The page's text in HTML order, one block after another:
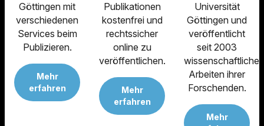
Göttingen mit
verschiedenen
Services beim
Publizieren.
Mehr
erfahren
Publikationen
kostenfrei und
rechtssicher
online zu
veröffentlichen.
Mehr
erfahren
Universität
Göttingen und
veröffentlicht
seit 2003
wissenschaftliche
Arbeiten ihrer
Forschenden.
Mehr